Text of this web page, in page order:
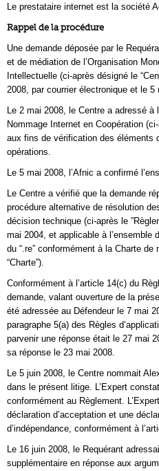
Le prestataire internet est la société
Rappel de la procédure
Une demande déposée par le
et de médiation de l’Organisation
Intellectuelle (ci-après désigné le
2008, par courrier électronique et le
Le 2 mai 2008, le Centre a adressé à
Nommage Internet en Coopération
aux fins de vérification des éléments
opérations.
Le 5 mai 2008, l’Afnic a confirmé
Le Centre a vérifié que la demande
procédure alternative de résolution
décision technique (ci-après le
mai 2004, et applicable à l’ensemble
du “.re” conformément à la Charte
“Charte”).
Conformément à l’article 14(c) du
demande, valant ouverture de la
été adressée au Défendeur le 7 mai
paragraphe 5(a) des Règles
parvenir une réponse était le 27 mai
sa réponse le 23 mai 2008.
Le 5 juin 2008, le Centre nommait
dans le présent litige. L’Expert
conformément au Règlement.
déclaration d’acceptation et une
d’indépendance, conformément à
Le 16 juin 2008, le Requérant
supplémentaire en réponse aux